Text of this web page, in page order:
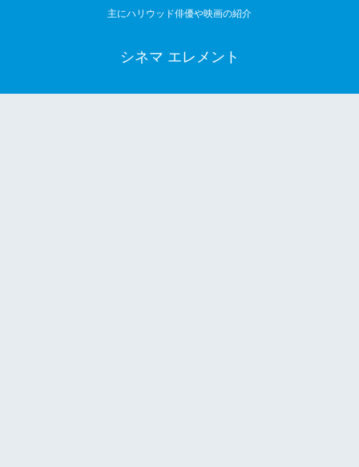
主にハリウッド俳優や映画の紹介
シネマ エレメント